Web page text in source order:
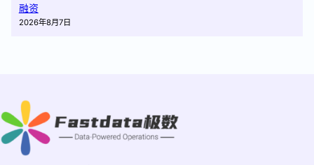
融资
2026年8月7日